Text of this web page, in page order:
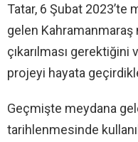
Tatar, 6 Şubat 2023’te
gelen
çıkarılması gerektiğini
projeyi hayata
Geçmişte meydana
tarihlenmesinde